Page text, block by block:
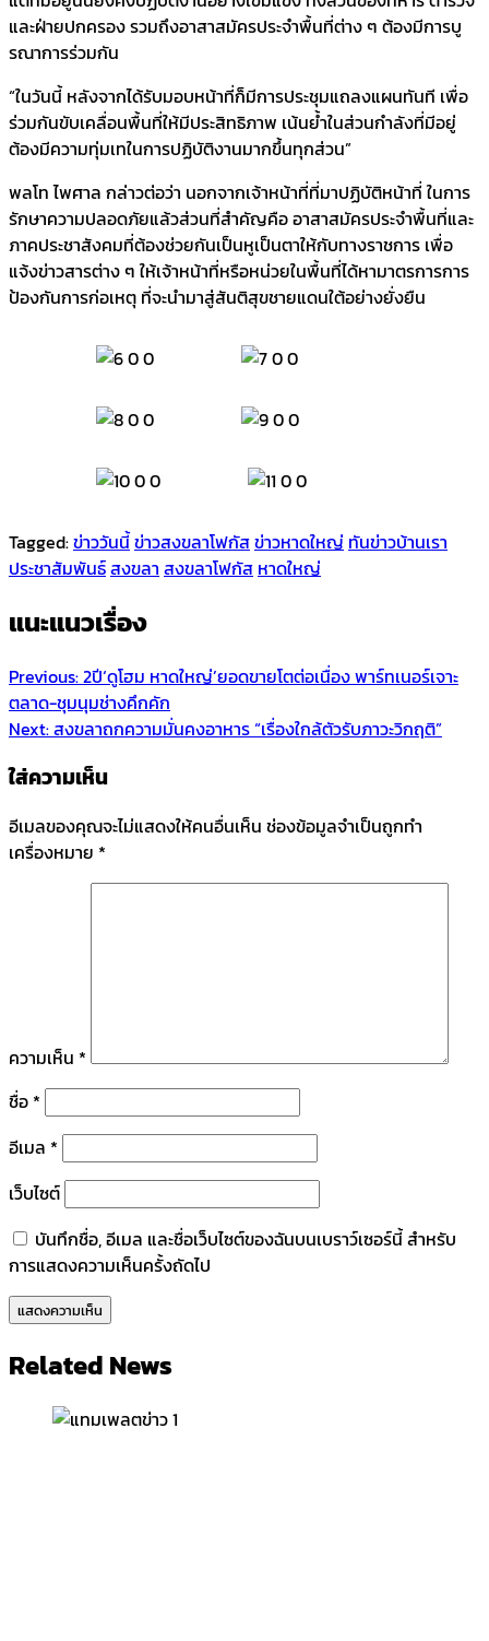
และฝ่ายปกครอง รวมถึงอาสาสมัครประจำพื้นที่ต่าง ๆ ต้องมีการบู
รณาการร่วมกัน
“ในวันนี้ หลังจากได้รับมอบหน้าที่ก็มีการประชุมแถลงแผนทันที เพื่อ
ร่วมกันขับเคลื่อนพื้นที่ให้มีประสิทธิภาพ เน้นย้ำในส่วนกำลังที่มีอยู่
ต้องมีความทุ่มเทในการปฏิบัติงานมากขึ้นทุกส่วน”
พลโท ไพศาล กล่าวต่อว่า นอกจากเจ้าหน้าที่ที่มาปฏิบัติหน้าที่ ในการ
รักษาความปลอดภัยแล้วส่วนที่สำคัญคือ อาสาสมัครประจำพื้นที่และ
ภาคประชาสังคมที่ต้องช่วยกันเป็นหูเป็นตาให้กับทางราชการ เพื่อ
แจ้งข่าวสารต่าง ๆ ให้เจ้าหน้าที่หรือหน่วยในพื้นที่ได้หามาตรการการ
ป้องกันการก่อเหตุ ที่จะนำมาสู่สันติสุขชายแดนใต้อย่างยั่งยืน
Tagged:ข่าววันนี้ข่าวสงขลาโฟกัสข่าวหาดใหญ่ ทันข่าวบ้านเรา
ประชาสัมพันธ์สงขลา สงขลาโฟกัส หาดใหญ่
แนะแนวเรื่อง
Previous:2ปี‘ดูโฮม ​หาดใหญ่’ยอดขายโตต่อเนื่อง พาร์ทเนอร์เจาะ
ตลาด-ชุมนุมช่างคึกคัก
Next:สงขลาถกความมั่นคงอาหาร “เรื่องใกล้ตัวรับภาวะวิกฤติ”
ใส่ความเห็น
อีเมลของคุณจะไม่แสดงให้คนอื่นเห็น ช่องข้อมูลจำเป็นถูกทำ
เครื่องหมาย *
ความเห็น *
ชื่อ *
อีเมล *
เว็บไซต์
บันทึกชื่อ, อีเมล และชื่อเว็บไซต์ของฉันบนเบราว์เซอร์นี้ สำหรับ
การแสดงความเห็นครั้งถัดไป
Related News